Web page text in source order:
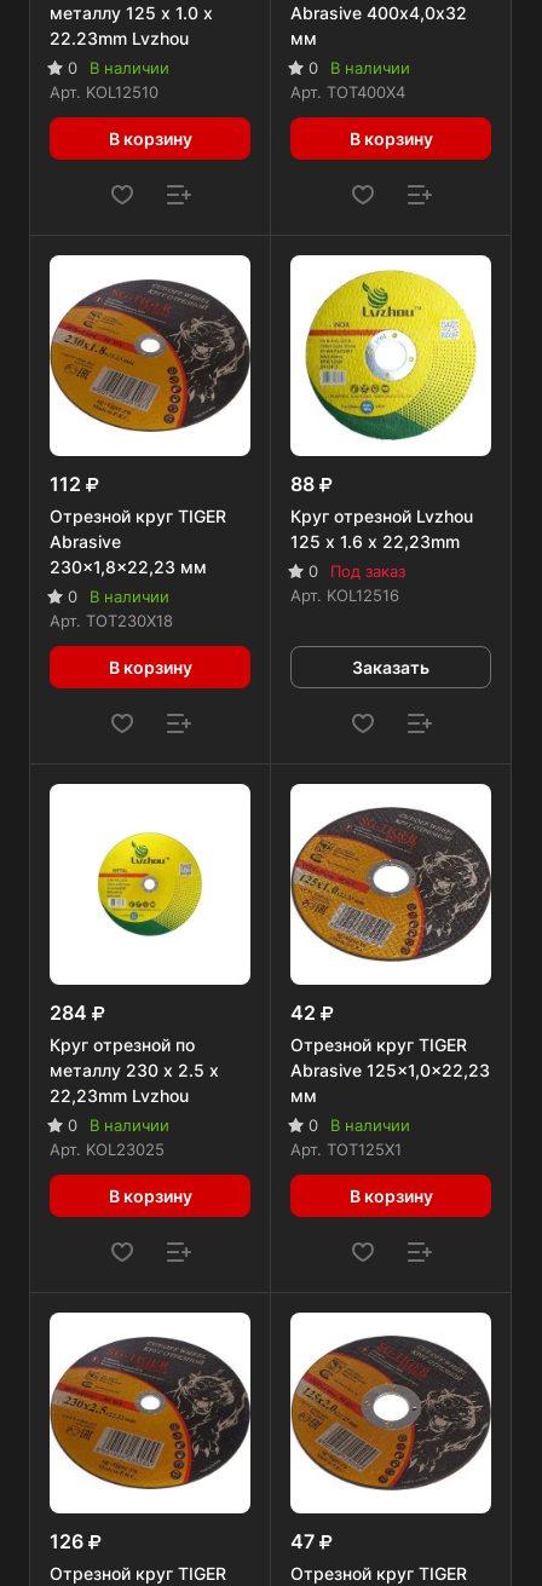
металлу 125 x 1.0 x
22.23mm Lvzhou
0
В наличии
Арт. KOL12510
В корзину
Abrasive 400х4,0х32
мм
0
В наличии
Арт. TOT400X4
В корзину
112
Отрезной круг TIGER
Abrasive
230x1,8x22,23 мм
0
В наличии
Арт. TOT230X18
В корзину
88
Круг отрезной Lvzhou
125 x 1.6 x 22,23mm
0
Под заказ
Арт. KOL12516
Заказать
284
Круг отрезной по
металлу 230 x 2.5 x
22,23mm Lvzhou
0
В наличии
Арт. KOL23025
В корзину
42
Отрезной круг TIGER
Abrasive 125x1,0x22,23
мм
0
В наличии
Арт. TOT125X1
В корзину
126
Отрезной круг TIGER
47
Отрезной круг TIGER